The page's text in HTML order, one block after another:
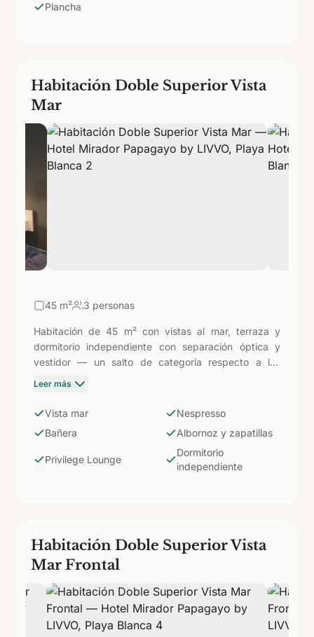
Plancha
Habitación Doble Superior Vista
Mar
45 m² 3 personas
Habitación de 45 m² con vistas al mar, terraza y
dormitorio independiente con separación óptica y
vestidor — un salto de categoría respecto a las
habitaciones dobles. Cafetera Nespresso con
baño con bañera, albornoz y zapatillas. Incluye
(11:00-18:00). Para parejas que buscan un plus de
amplitud y servicio.
Leer más
Vista mar
Nespresso
Bañera
Albornoz y zapatillas
Privilege Lounge
Dormitorio
independiente
Habitación Doble Superior Vista
Mar Frontal